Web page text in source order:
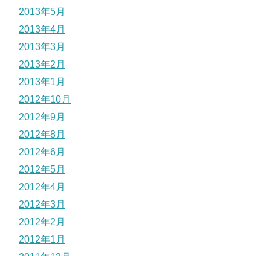
2013年5月
2013年4月
2013年3月
2013年2月
2013年1月
2012年10月
2012年9月
2012年8月
2012年6月
2012年5月
2012年4月
2012年3月
2012年2月
2012年1月